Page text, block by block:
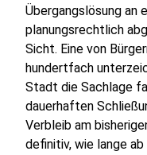
Übergangslösung an
planungsrechtlich
Sicht. Eine von
hundertfach
Stadt die Sachlage
dauerhaften
Verbleib am
definitiv, wie lange